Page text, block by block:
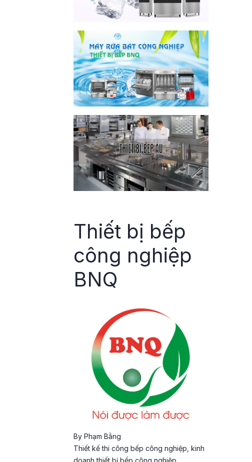
Thiết bị bếp
công nghiệp
BNQ
By Phạm Bằng
Thiết kế thi công bếp công nghiệp, kinh
doanh thiết bị bếp công nghiệp